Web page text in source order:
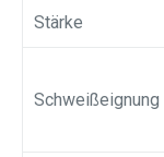
Stärke
Schweißeignung